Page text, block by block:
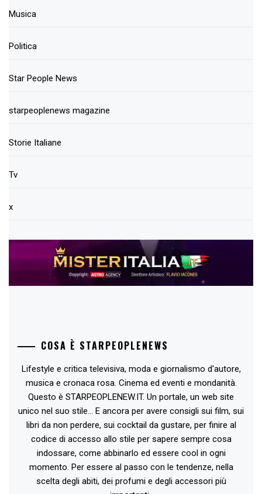
Musica
Politica
Star People News
starpeoplenews magazine
Storie Italiane
Tv
x
COSA È STARPEOPLENEWS
Lifestyle e critica televisiva, moda e giornalismo d'autore,
musica e cronaca rosa. Cinema ed eventi e mondanità.
Questo è STARPEOPLENEW.IT. Un portale, un web site
unico nel suo stile... E ancora per avere consigli sui film, sui
libri da non perdere, sui cocktail da gustare, per finire al
codice di accesso allo stile per sapere sempre cosa
indossare, come abbinarlo ed essere cool in ogni
momento. Per essere al passo con le tendenze, nella
scelta degli abiti, dei profumi e degli accessori più